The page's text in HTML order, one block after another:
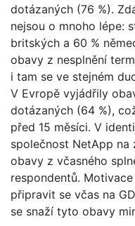
dotázaných (76 %).
nejsou o mnoho lépe:
britských a 60 %
obavy z nesplnění
i tam se ve stejném
V Evropě vyjádřily
dotázaných (64 %),
před 15 měsíci. V
společnost NetApp na
obavy z včasného
respondentů.
připravit se včas na
se snaží tyto obavy